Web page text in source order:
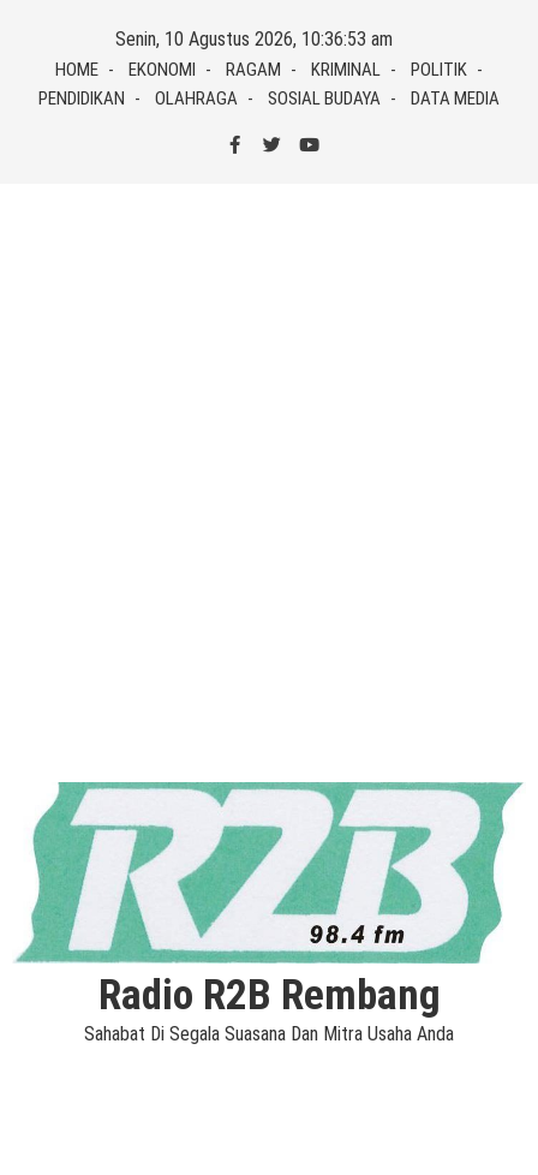
content
Senin, 10 Agustus 2026, 10:36:53 am
HOME EKONOMI RAGAM KRIMINAL
POLITIK
PENDIDIKAN
OLAHRAGA SOSIAL BUDAYA DATA MEDIA
Radio R2B Rembang
Sahabat Di Segala Suasana Dan Mitra Usaha Anda